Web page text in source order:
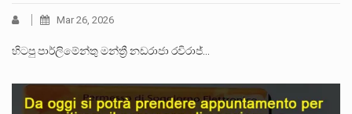
Mar 26, 2026
හිටපු පාර්ලිමේන්තු මන්ත්‍රී නඩරාජා රවිරාජ්…